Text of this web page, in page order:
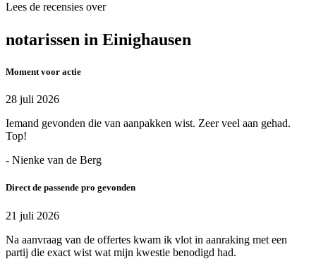
Lees de recensies over
notarissen in Einighausen
Moment voor actie
28 juli 2026
Iemand gevonden die van aanpakken wist. Zeer veel aan gehad.
Top!
- Nienke van de Berg
Direct de passende pro gevonden
21 juli 2026
Na aanvraag van de offertes kwam ik vlot in aanraking met een
partij die exact wist wat mijn kwestie benodigd had.